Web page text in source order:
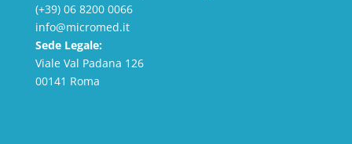
(+39) 06 8200 0066
info@micromed.it
Sede Legale:
Viale Val Padana 126
00141 Roma